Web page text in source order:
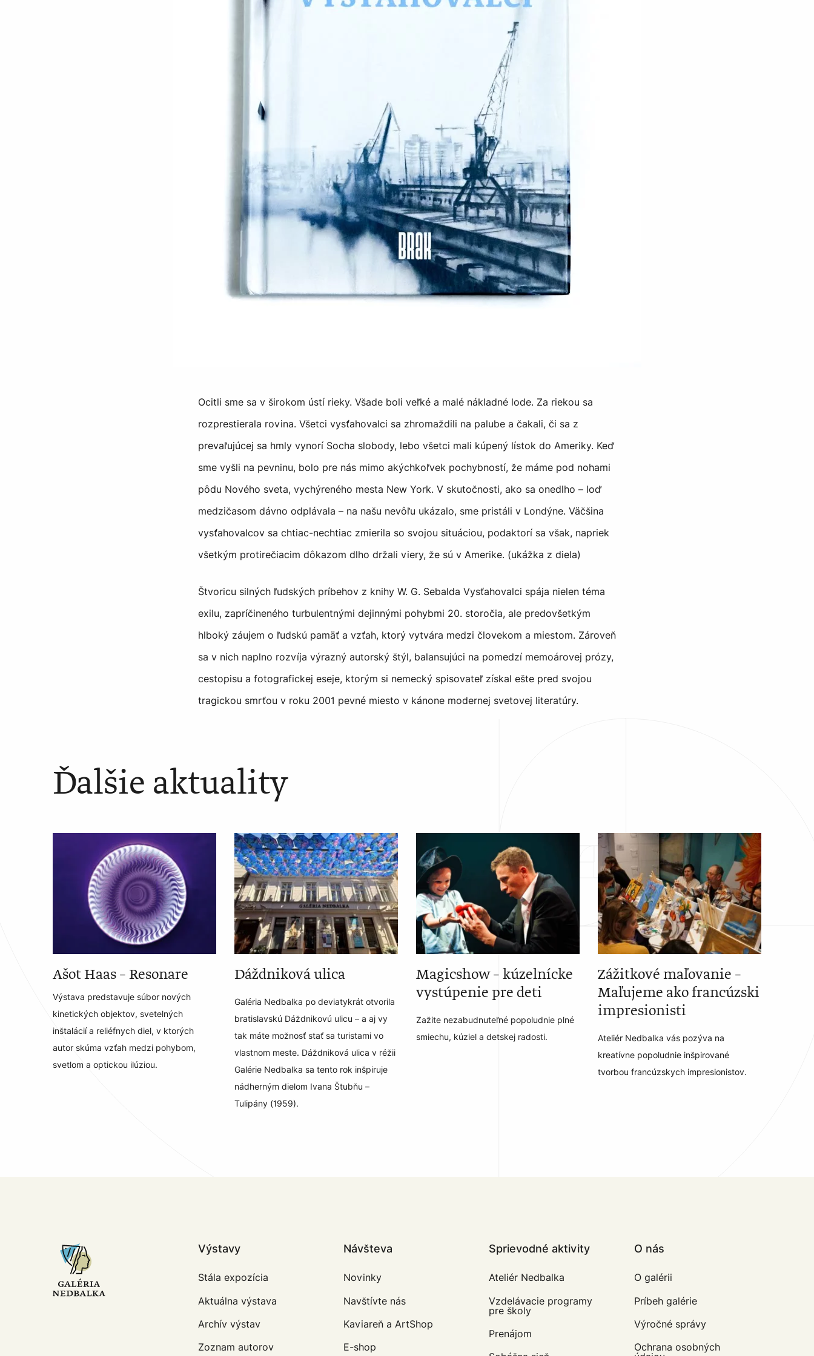
Ocitli sme sa v širokom ústí rieky. Všade boli veľké a malé nákladné lode. Za riekou sa
rozprestierala rovina. Všetci vysťahovalci sa zhromaždili na palube a čakali, či sa z
prevaľujúcej sa hmly vynorí Socha slobody, lebo všetci mali kúpený lístok do Ameriky. Keď
sme vyšli na pevninu, bolo pre nás mimo akýchkoľvek pochybností, že máme pod nohami
pôdu Nového sveta, vychýreného mesta New York. V skutočnosti, ako sa onedlho – loď
medzičasom dávno odplávala – na našu nevôľu ukázalo, sme pristáli v Londýne. Väčšina
vysťahovalcov sa chtiac-nechtiac zmierila so svojou situáciou, podaktorí sa však, napriek
všetkým protirečiacim dôkazom dlho držali viery, že sú v Amerike. (ukážka z diela)
Štvoricu silných ľudských príbehov z knihy W. G. Sebalda Vysťahovalci spája nielen téma
exilu, zapríčineného turbulentnými dejinnými pohybmi 20. storočia, ale predovšetkým
hlboký záujem o ľudskú pamäť a vzťah, ktorý vytvára medzi človekom a miestom. Zároveň
sa v nich naplno rozvíja výrazný autorský štýl, balansujúci na pomedzí memoárovej prózy,
cestopisu a fotografickej eseje, ktorým si nemecký spisovateľ získal ešte pred svojou
tragickou smrťou v roku 2001 pevné miesto v kánone modernej svetovej literatúry.
Ďalšie aktuality
Ašot Haas – Resonare
Výstava predstavuje súbor nových
kinetických objektov, svetelných
inštalácií a reliéfnych diel, v ktorých
autor skúma vzťah medzi pohybom,
svetlom a optickou ilúziou.
Dáždniková ulica
Galéria Nedbalka po deviatykrát otvorila
bratislavskú Dáždnikovú ulicu – a aj vy
tak máte možnosť stať sa turistami vo
vlastnom meste. Dáždniková ulica v réžii
Galérie Nedbalka sa tento rok inšpiruje
nádherným dielom Ivana Štubňu –
Tulipány (1959).
Magicshow – kúzelnícke
vystúpenie pre deti
Zažite nezabudnuteľné popoludnie plné
smiechu, kúziel a detskej radosti.
Zážitkové maľovanie –
Maľujeme ako francúzski
impresionisti
Ateliér Nedbalka vás pozýva na
kreatívne popoludnie inšpirované
tvorbou francúzskych impresionistov.
Výstavy
Stála expozícia
Aktuálna výstava
Archív výstav
Zoznam autorov
Návšteva
Novinky
Navštívte nás
Kaviareň a ArtShop
E-shop
Sprievodné aktivity
Ateliér Nedbalka
Vzdelávacie programy
pre školy
Prenájom
O nás
O galérii
Príbeh galérie
Výročné správy
Ochrana osobných